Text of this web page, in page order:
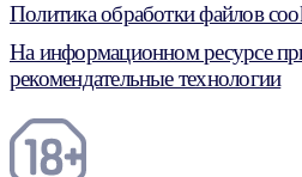
Политика обработки файлов
На информационном ресурсе
рекомендательные технологии